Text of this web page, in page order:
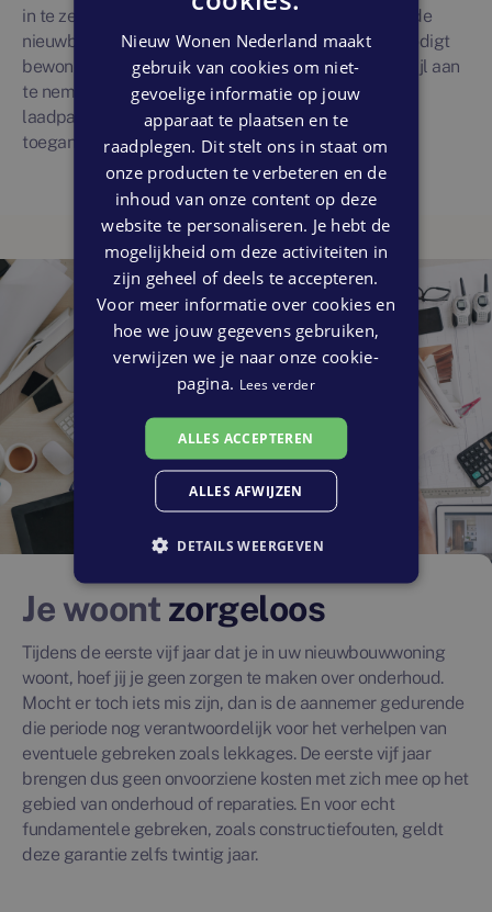
in te zetten op energieneutrale of energieopwekkende
nieuwbouwplannen. Wonen in een nieuwbouwwijk nodigt
bewoners ook vaak uit een meer duurzame levensstijl aan
te nemen, onder meer dankzij de aanwezigheid van
laadpalen voor elektrische auto’s en fietsen en
toegankelijk openbaar vervoer.
Je woont zorgeloos
Tijdens de eerste vijf jaar dat je in uw nieuwbouwwoning
woont, hoef jij je geen zorgen te maken over onderhoud.
Mocht er toch iets mis zijn, dan is de aannemer gedurende
die periode nog verantwoordelijk voor het verhelpen van
eventuele gebreken zoals lekkages. De eerste vijf jaar
brengen dus geen onvoorziene kosten met zich mee op het
gebied van onderhoud of reparaties. En voor echt
fundamentele gebreken, zoals constructiefouten, geldt
deze garantie zelfs twintig jaar.
Nieuw Wonen Nederland maakt
gebruik van cookies om niet-
gevoelige informatie op jouw
apparaat te plaatsen en te
raadplegen. Dit stelt ons in staat om
onze producten te verbeteren en de
inhoud van onze content op deze
website te personaliseren. Je hebt de
mogelijkheid om deze activiteiten in
zijn geheel of deels te accepteren.
Voor meer informatie over cookies en
hoe we jouw gegevens gebruiken,
verwijzen we je naar onze cookie-
pagina. Lees verder
ALLES ACCEPTEREN
ALLES AFWIJZEN
DETAILS WEERGEVEN